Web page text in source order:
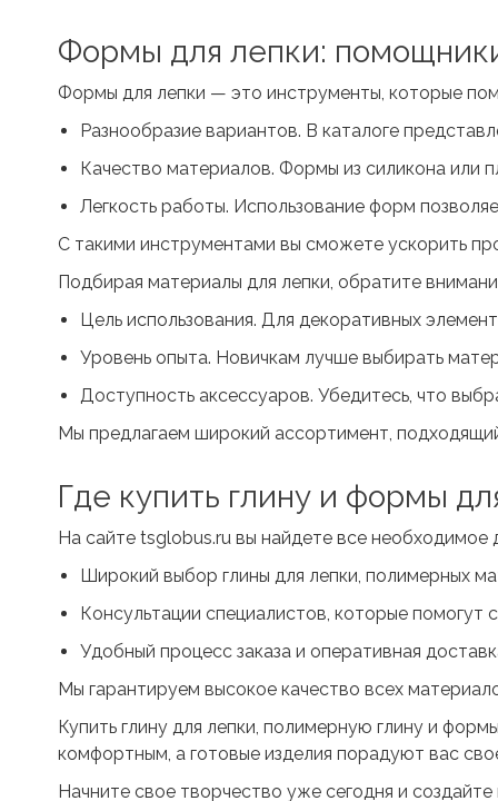
Формы для лепки:
Формы для лепки — это инструменты, которые
Разнообразие вариантов. В каталоге
Качество материалов. Формы из силикона или
Легкость работы. Использование форм
С такими инструментами вы сможете ускорить
Подбирая материалы для лепки, обратите
Цель использования. Для декоративных
Уровень опыта. Новичкам лучше выбирать
Доступность аксессуаров. Убедитесь, что
Мы предлагаем широкий ассортимент,
Где купить глину и формы
На сайте tsglobus.ru вы найдете все необходимое
Широкий выбор глины для лепки, полимерных
Консультации специалистов, которые помогут
Удобный процесс заказа и оперативная
Мы гарантируем высокое качество всех
Купить глину для лепки, полимерную глину и
комфортным, а готовые изделия порадуют вас
Начните свое творчество уже сегодня и